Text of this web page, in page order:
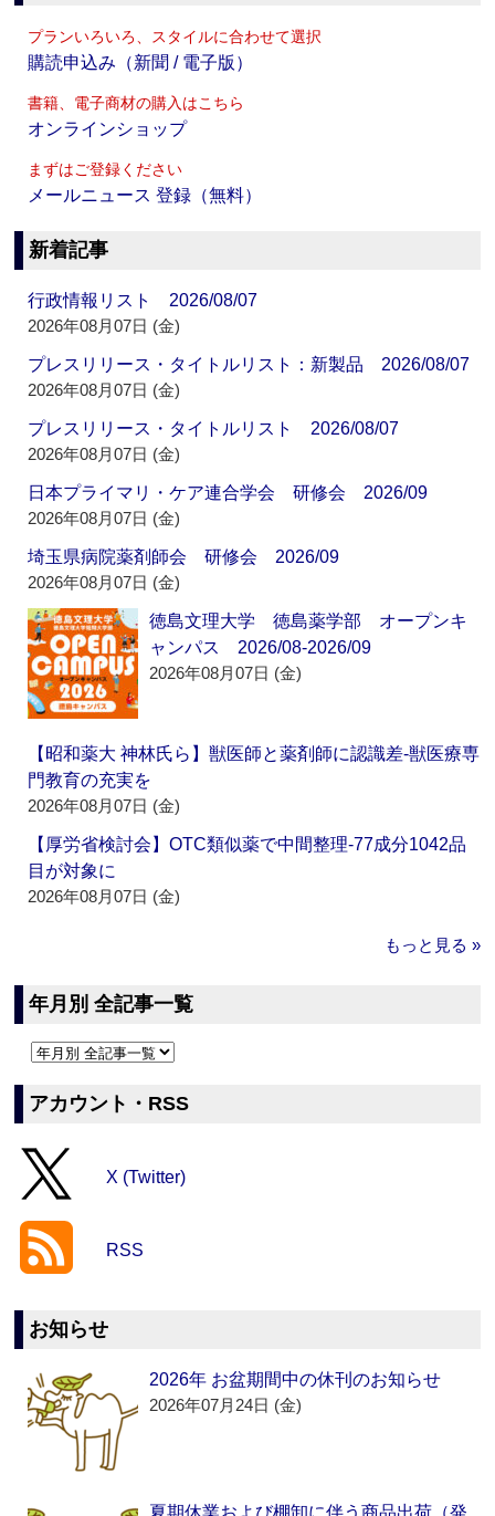
プランいろいろ、スタイルに合わせて選択
購読申込み（新聞 / 電子版）
書籍、電子商材の購入はこちら
オンラインショップ
まずはご登録ください
メールニュース 登録（無料）
新着記事
行政情報リスト 2026/08/07
2026年08月07日 (金)
プレスリリース・タイトルリスト：新製品 2026/08/07
2026年08月07日 (金)
プレスリリース・タイトルリスト 2026/08/07
2026年08月07日 (金)
日本プライマリ・ケア連合学会 研修会 2026/09
2026年08月07日 (金)
埼玉県病院薬剤師会 研修会 2026/09
2026年08月07日 (金)
徳島文理大学 徳島薬学部 オープンキ
ャンパス 2026/08-2026/09
2026年08月07日 (金)
【昭和薬大 神林氏ら】獣医師と薬剤師に認識差‐獣医療専
門教育の充実を
2026年08月07日 (金)
【厚労省検討会】OTC類似薬で中間整理‐77成分1042品
目が対象に
2026年08月07日 (金)
もっと見る »
年月別 全記事一覧
アカウント・RSS
X (Twitter)
RSS
お知らせ
2026年 お盆期間中の休刊のお知らせ
2026年07月24日 (金)